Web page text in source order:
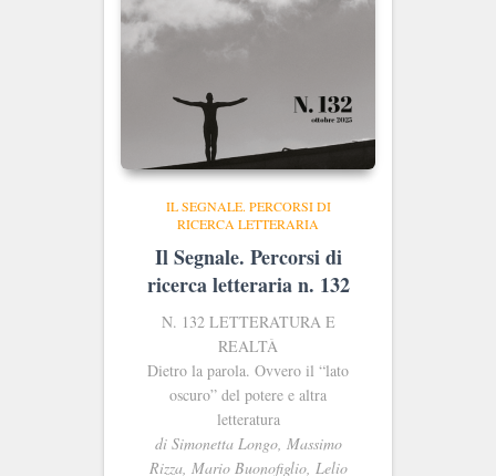
IL SEGNALE. PERCORSI DI
RICERCA LETTERARIA
Il Segnale. Percorsi di
ricerca letteraria n. 132
N. 132 LETTERATURA E
REALTÀ
Dietro la parola. Ovvero il “lato
oscuro” del potere e altra
letteratura
di Simonetta Longo, Massimo
Rizza, Mario Buonofiglio, Lelio